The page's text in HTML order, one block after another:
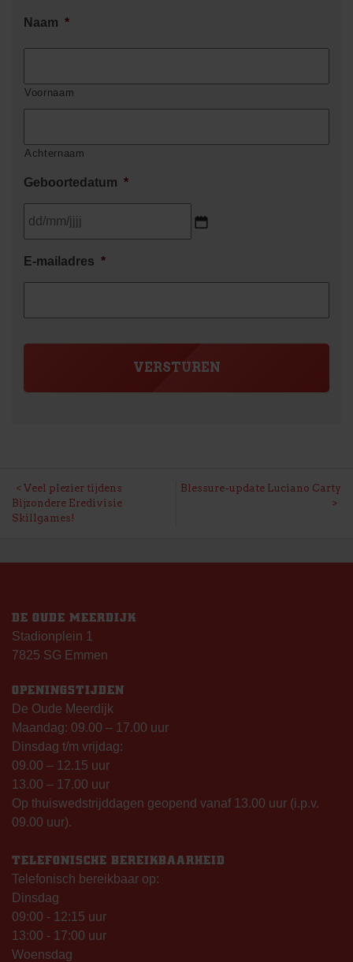
Naam *
Voornaam
Achternaam
Geboortedatum *
slash
MM
E-mailadres *
BERICHT
NAVIGATIE
Veel plezier tijdens
Bijzondere Eredivisie
Skillgames!
Blessure-update Luciano Carty
DE OUDE MEERDIJK
Stadionplein 1
7825 SG Emmen
OPENINGSTIJDEN
De Oude Meerdijk
Maandag: 09.00 – 17.00 uur
Dinsdag t/m vrijdag:
09.00 – 12.15 uur
13.00 – 17.00 uur
Op thuiswedstrijddagen geopend vanaf 13.00 uur (i.p.v.
09.00 uur).
TELEFONISCHE BEREIKBAARHEID
Telefonisch bereikbaar op:
Dinsdag
09:00 - 12:15 uur
13:00 - 17:00 uur
Woensdag